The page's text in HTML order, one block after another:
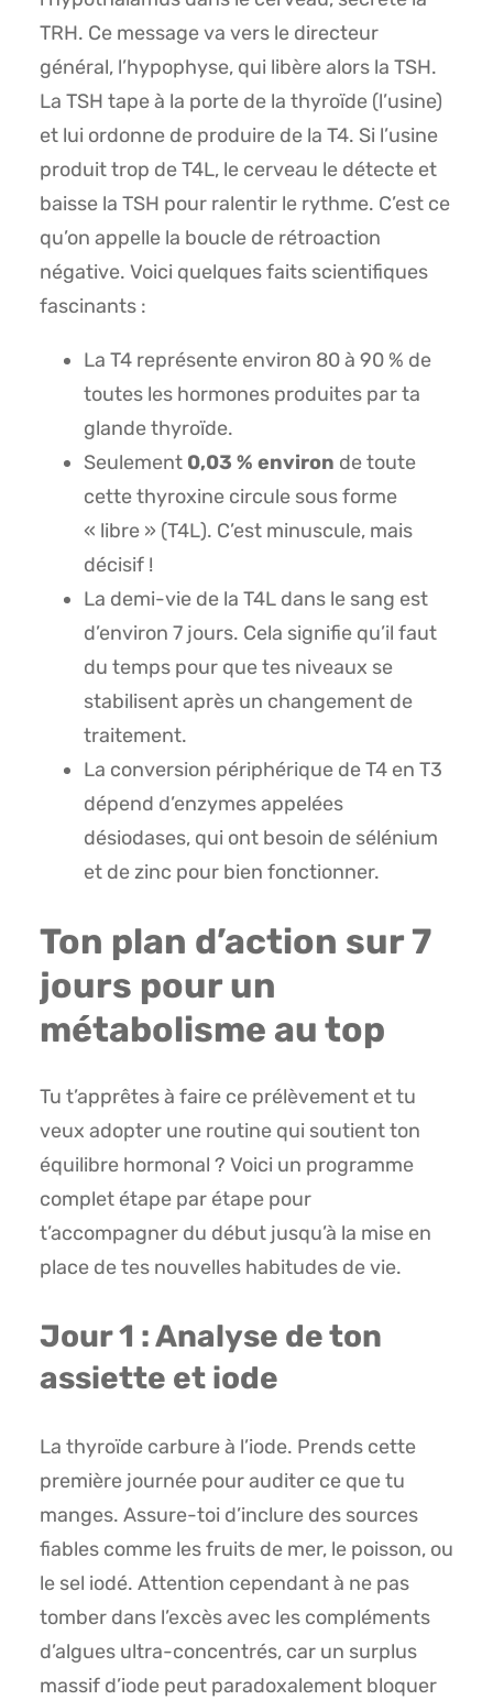
TRH. Ce message va vers le directeur
général, l’hypophyse, qui libère alors la TSH.
La TSH tape à la porte de la thyroïde (l’usine)
et lui ordonne de produire de la T4. Si l’usine
produit trop de T4L, le cerveau le détecte et
baisse la TSH pour ralentir le rythme. C’est ce
qu’on appelle la boucle de rétroaction
négative. Voici quelques faits scientifiques
fascinants :
La T4 représente environ 80 à 90 % de
toutes les hormones produites par ta
glande thyroïde.
Seulement 0,03 % environ de toute
cette thyroxine circule sous forme
« libre » (T4L). C’est minuscule, mais
décisif !
La demi-vie de la T4L dans le sang est
d’environ 7 jours. Cela signifie qu’il faut
du temps pour que tes niveaux se
stabilisent après un changement de
traitement.
La conversion périphérique de T4 en T3
dépend d’enzymes appelées
désiodases, qui ont besoin de sélénium
et de zinc pour bien fonctionner.
Ton plan d’action sur 7
jours pour un
métabolisme au top
Tu t’apprêtes à faire ce prélèvement et tu
veux adopter une routine qui soutient ton
équilibre hormonal ? Voici un programme
complet étape par étape pour
t’accompagner du début jusqu’à la mise en
place de tes nouvelles habitudes de vie.
Jour 1 : Analyse de ton
assiette et iode
La thyroïde carbure à l’iode. Prends cette
première journée pour auditer ce que tu
manges. Assure-toi d’inclure des sources
fiables comme les fruits de mer, le poisson, ou
le sel iodé. Attention cependant à ne pas
tomber dans l’excès avec les compléments
d’algues ultra-concentrés, car un surplus
massif d’iode peut paradoxalement bloquer